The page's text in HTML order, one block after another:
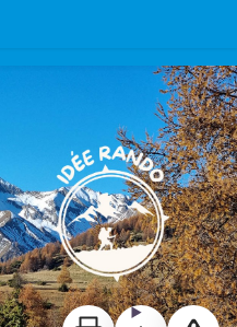
ImprimerTéléchargerSignaler